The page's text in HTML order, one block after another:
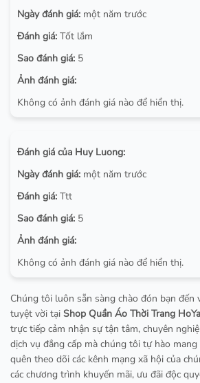
Ngày đánh giá: một năm trước
Đánh giá: Tốt lắm
Sao đánh giá: 5
Ảnh đánh giá:
Không có ảnh đánh giá nào để hiển thị.
Đánh giá của Huy Luong:
Ngày đánh giá: một năm trước
Đánh giá: Ttt
Sao đánh giá: 5
Ảnh đánh giá:
Không có ảnh đánh giá nào để hiển thị.
Chúng tôi luôn sẵn sàng chào đón bạn đến
tuyệt vời tại Shop Quần Áo Thời Trang
trực tiếp cảm nhận sự tận tâm, chuyên
dịch vụ đẳng cấp mà chúng tôi tự hào
quên theo dõi các kênh mạng xã hội của
các chương trình khuyến mãi, ưu đãi độc